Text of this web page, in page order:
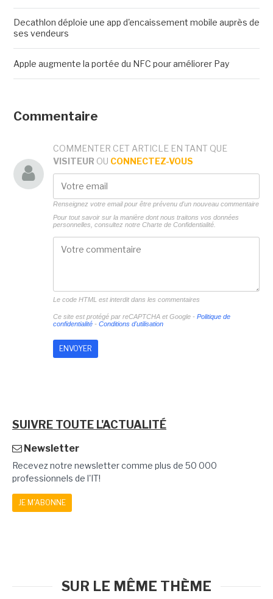
Decathlon déploie une app d'encaissement mobile auprès de
ses vendeurs
Apple augmente la portée du NFC pour améliorer Pay
Commentaire
COMMENTER CET ARTICLE EN TANT QUE
VISITEUR OU CONNECTEZ-VOUS
Renseignez votre email pour être prévenu d'un nouveau commentaire
Pour tout savoir sur la manière dont nous traitons vos données
personnelles, consultez notre Charte de Confidentialité.
Le code HTML est interdit dans les commentaires
Ce site est protégé par reCAPTCHA et Google - Politique de
confidentialité- Conditions d'utilisation
SUIVRE TOUTE L'ACTUALITÉ
Newsletter
Recevez notre newsletter comme plus de 50 000
professionnels de l'IT!
JE M'ABONNE
SUR LE MÊME THÈME